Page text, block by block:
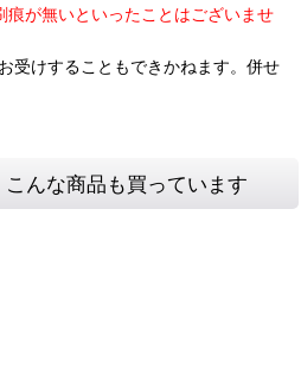
痕が無いといったことはございませ
受けすることもできかねます。併せ
んな商品も買っています